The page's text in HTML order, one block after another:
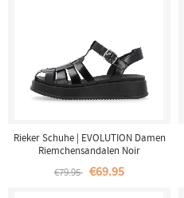
Rieker Schuhe | EVOLUTION Damen
Riemchensandalen Noir
€79.95 €69.95